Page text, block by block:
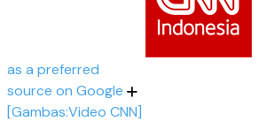
as a preferred
source on Google
[Gambas:Video CNN]